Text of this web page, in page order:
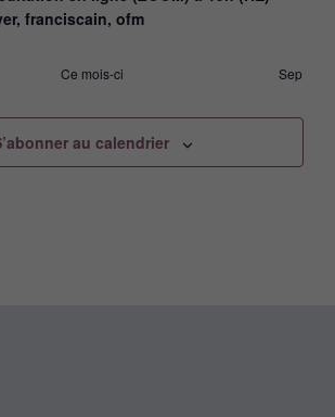
franciscain, ofm
Ce mois-ci Sep
au calendrier